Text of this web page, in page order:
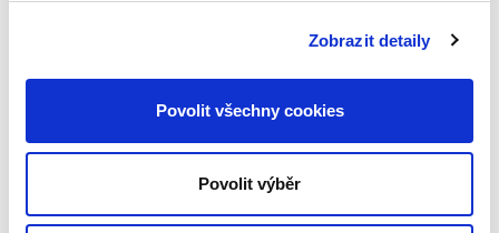
Zobrazit detaily
Povolit všechny cookies
Povolit výběr
posluchače
fakult. 7. vydání
7. VYDÁNÍ